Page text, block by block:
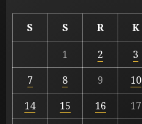
S S R K
1
2 3
7
8 9 10
14
15 16 17